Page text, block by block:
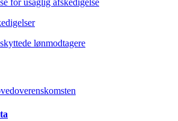
for usaglig afskedigelse
lønmodtagere